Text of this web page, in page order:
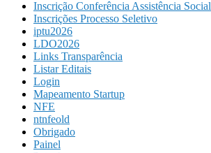
Inscrição Conferência Assistência Social
Inscrições Processo Seletivo
iptu2026
LDO2026
Links Transparência
Listar Editais
Login
Mapeamento Startup
NFE
ntnfeold
Obrigado
Painel